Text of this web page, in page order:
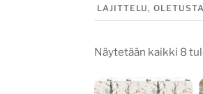
Näytetään kaikki 8